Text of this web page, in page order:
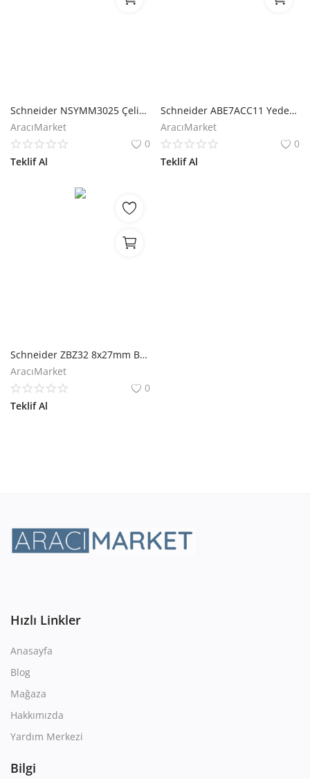
Schneider NSYMM3025 Çelik Saclı Düz Montaj Plakası
AracıMarket
0
Teklif Al
Schneider ABE7ACC11 Yedek Giriş Alt Tabanı
AracıMarket
0
Teklif Al
Schneider ZBZ32 8x27mm Boş Etiket için 30x40mm Tutucu
AracıMarket
0
Teklif Al
Hızlı Linkler
Anasayfa
Blog
Mağaza
Hakkımızda
Yardım Merkezi
Bilgi